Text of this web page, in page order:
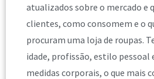
atualizados sobre o mercado e
clientes, como consomem e o
procuram uma loja de roupas.
idade, profissão, estilo pessoal
medidas corporais, o que mais